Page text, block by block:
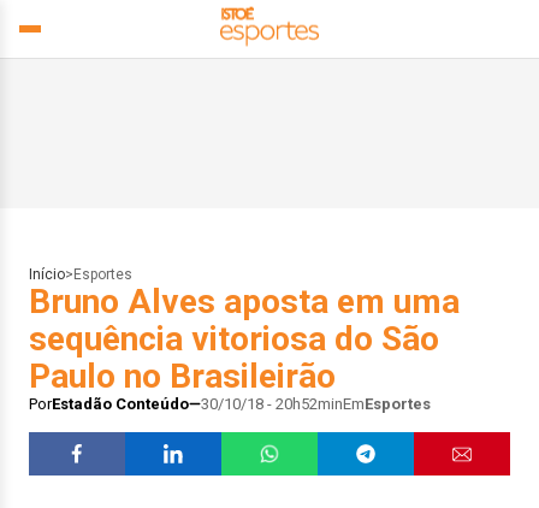
Início> Esportes
Bruno Alves aposta em uma
sequência vitoriosa do São
Paulo no Brasileirão
PorEstadão Conteúdo 30/10/18 - 20h52minEmEsportes